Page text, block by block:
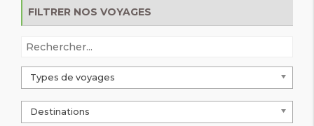
FILTRER NOS VOYAGES
Types de voyages
Destinations